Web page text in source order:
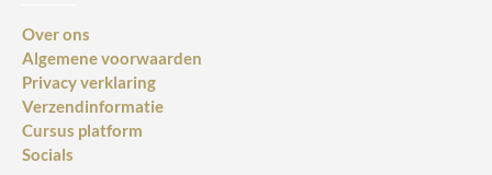
Over ons
Algemene voorwaarden
Privacy verklaring
Verzendinformatie
Cursus platform
Socials